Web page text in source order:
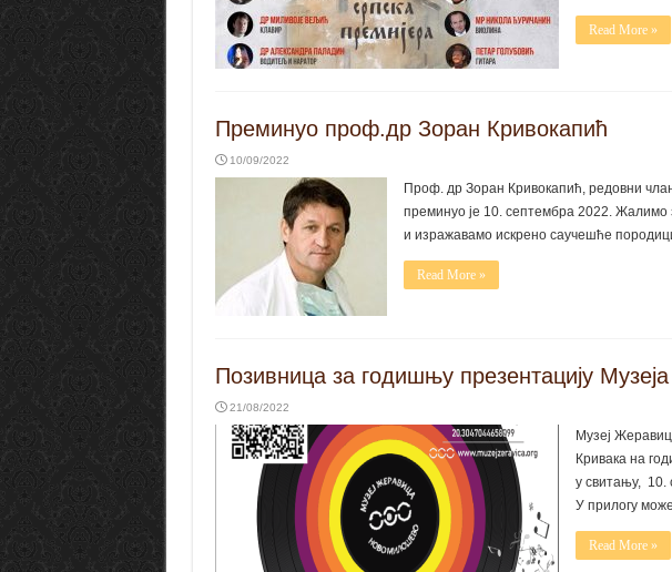
Read More »
Преминуо проф.др Зоран Кривокапић
10/09/2022
Проф. др Зоран Кривокапић, редовни
преминуо је 10. септембра 2022. Жалимо
и изражавамо искрено саучешће
Read More »
Позивница за годишњу презентацију
21/08/2022
Музеј
Кривака на
у свитању,
У прилогу
Read More »